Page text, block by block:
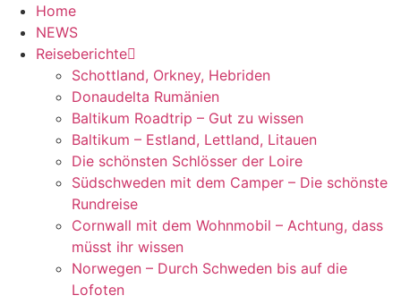
Home
NEWS
Reiseberichte
Schottland, Orkney, Hebriden
Donaudelta Rumänien
Baltikum Roadtrip – Gut zu wissen
Baltikum – Estland, Lettland, Litauen
Die schönsten Schlösser der Loire
Südschweden mit dem Camper – Die schönste
Rundreise
Cornwall mit dem Wohnmobil – Achtung, dass
müsst ihr wissen
Norwegen – Durch Schweden bis auf die
Lofoten